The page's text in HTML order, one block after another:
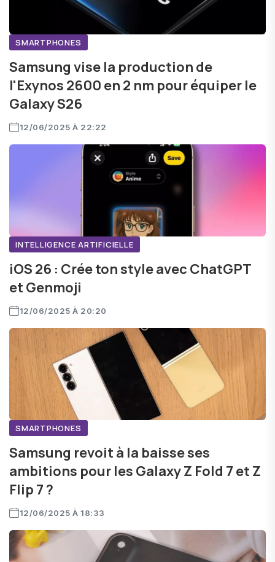
SMARTPHONES
Samsung vise la production de
l'Exynos 2600 en 2 nm pour équiper le
Galaxy S26
12/06/2025 À 22:22
INTELLIGENCE ARTIFICIELLE
iOS 26 : Crée ton style avec ChatGPT
et Genmoji
12/06/2025 À 20:20
SMARTPHONES
Samsung revoit à la baisse ses
ambitions pour les Galaxy Z Fold 7 et Z
Flip 7 ?
12/06/2025 À 18:33